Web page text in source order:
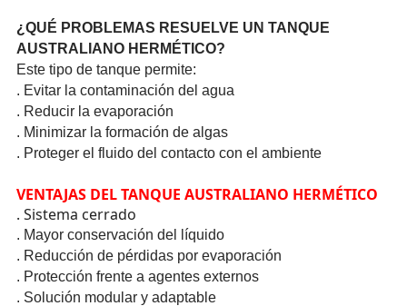
¿QUÉ PROBLEMAS RESUELVE UN TANQUE
AUSTR­ALIAN­O HERMÉTICO?
Este tipo de tanque permite:
. Evitar la conta­minac­ión del agua
. Reducir la evaporación
. Minimizar la formación de algas
. Proteger el fluido del contacto con el ambiente
VENTAJAS DEL TANQUE AUSTR­ALIAN­O HERMÉTICO
. Sistema cerrado
. Mayor conse­rvación del líquido
. Reducción de pérdidas por evaporación
. Protección frente a agentes externos
. Solución modular y adaptable